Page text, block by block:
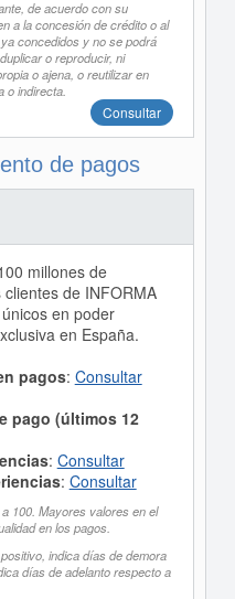
de acuerdo con su
a la concesión de crédito o al
concedidos y no se podrá
o reproducir, ni
o ajena, o reutilizar en
o indirecta.
Consultar
de pagos
millones de
de INFORMA
en poder
en España.
pagos: Consultar
pago (últimos 12
: Consultar
: Consultar
100. Mayores valores en el
en los pagos.
indica días de demora
días de adelanto respecto a